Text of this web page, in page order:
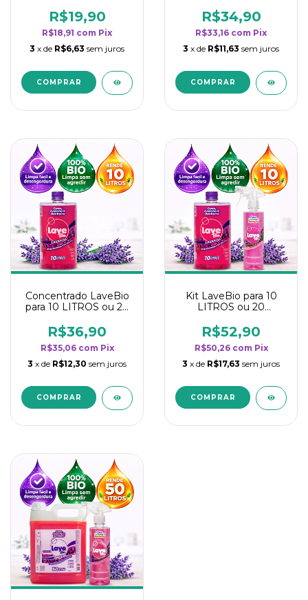
rendimento da
categoria - Lavanda
R$19,90
R$18,91 com Pix
3 x de R$6,63 sem juros
rendimento da
categoria - Lavanda
R$34,90
R$33,16 com Pix
3 x de R$11,63 sem juros
Concentrado LaveBio
para 10 LITROS ou 20
rendimento da
categoria - Lavanda
R$36,90
R$35,06 com Pix
3 x de R$12,30 sem juros
Kit LaveBio para 10
LITROS ou 20
rendimento da
categoria - Lavanda
R$52,90
R$50,26 com Pix
3 x de R$17,63 sem juros